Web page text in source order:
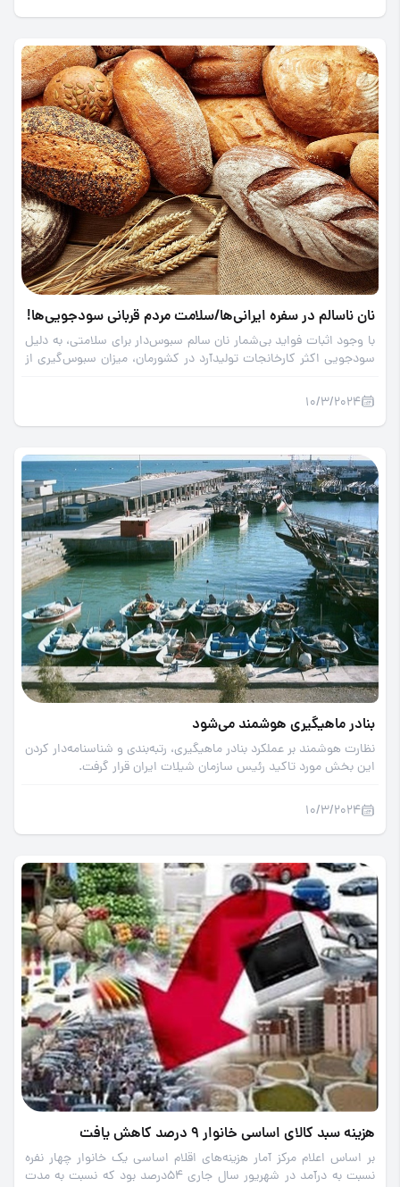
نان ناسالم در سفره ایرانی‌ها/سلامت مردم قربانی سودجویی‌ها!
با وجود اثبات فواید بی‌شمار نان سالم سبوس‌دار برای سلامتی، به دلیل
سودجویی اکثر کارخانجات تولیدآرد در کشورمان، میزان سبوس‌گیری از
کامل، سالم و استاندارد محروم هستند.
10/3/2024
بنادر ماهیگیری هوشمند می‌شود
نظارت هوشمند بر عملکرد بنادر ماهیگیری، رتبه‌بندی و شناسنامه‌دار کردن
این بخش مورد تاکید رئیس سازمان شیلات ایران قرار گرفت.
10/3/2024
هزینه سبد کالای اساسی خانوار 9 درصد کاهش یافت
بر اساس اعلام مرکز آمار هزینه‌های اقلام اساسی یک خانوار چهار نفره
نسبت به درآمد در شهریور سال جاری 54درصد بود که نسبت به مدت